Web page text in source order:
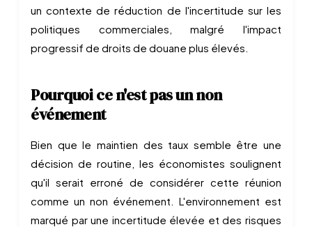
un contexte de réduction de l'incertitude sur les
politiques commerciales, malgré l'impact
progressif de droits de douane plus élevés.
Pourquoi ce n'est pas un non
événement
Bien que le maintien des taux semble être une
décision de routine, les économistes soulignent
qu'il serait erroné de considérer cette réunion
comme un non événement. L'environnement est
marqué par une incertitude élevée et des risques